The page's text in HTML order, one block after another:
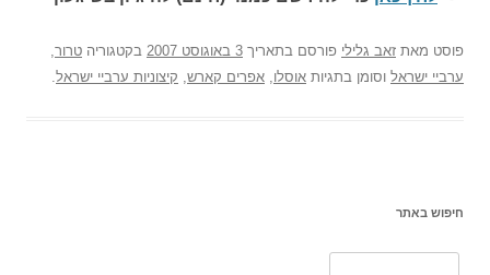
פוסט מאת זאב גלילי פורסם בתאריך 3 באוגוסט 2007 בקטגוריה טרור
ערביי ישראל וסומן בתגיות אוסלו אפרים קארש קיצוניות ערביי ישראל
חיפוש באתר